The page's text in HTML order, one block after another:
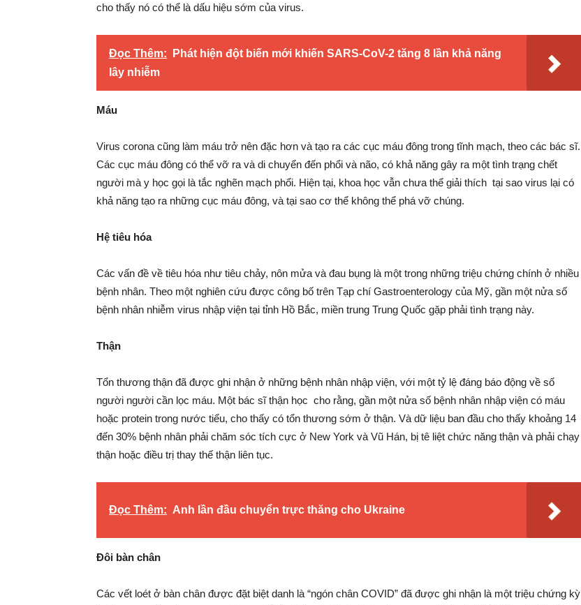
cho thấy nó có thể là dấu hiệu sớm của virus.
Đọc Thêm:
Phát hiện đột biến mới khiến SARS-CoV-2 tăng 8 lần khả năng
lây nhiễm
Máu
Virus corona cũng làm máu trở nên đặc hơn và tạo ra các cục máu đông trong tĩnh mạch, theo các bác sĩ.
Các cục máu đông có thể vỡ ra và di chuyển đến phổi và não, có khả năng gây ra một tình trạng chết
người mà y học gọi là tắc nghẽn mạch phổi. Hiện tại, khoa học vẫn chưa thể giải thích tại sao virus lại có
khả năng tạo ra những cục máu đông, và tại sao cơ thể không thể phá vỡ chúng.
Hệ tiêu hóa
Các vấn đề về tiêu hóa như tiêu chảy, nôn mửa và đau bụng là một trong những triệu chứng chính ở nhiều
bệnh nhân. Theo một nghiên cứu được công bố trên Tạp chí Gastroenterology của Mỹ, gần một nửa số
bệnh nhân nhiễm virus nhập viện tại tỉnh Hồ Bắc, miền trung Trung Quốc gặp phải tình trạng này.
Thận
Tổn thương thận đã được ghi nhận ở những bệnh nhân nhập viện, với một tỷ lệ đáng báo động về số
người người cần lọc máu. Một bác sĩ thận học cho rằng, gần một nửa số bệnh nhân nhập viện có máu
hoặc protein trong nước tiểu, cho thấy có tổn thương sớm ở thận. Và dữ liệu ban đầu cho thấy khoảng 14
đến 30% bệnh nhân phải chăm sóc tích cực ở New York và Vũ Hán, bị tê liệt chức năng thận và phải chạy
thận hoặc điều trị thay thế thận liên tục.
Đọc Thêm: Anh lần đầu chuyển trực thăng cho Ukraine
Đôi bàn chân
Các vết loét ở bàn chân được đặt biệt danh là “ngón chân COVID” đã được ghi nhận là một triệu chứng kỳ